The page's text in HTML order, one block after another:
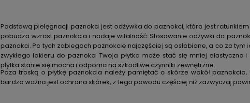
Podstawą pielęgnacji paznokci jest odżywka do paznokci, która jest
pobudza wzrost paznokcia i nadaje witalność. Stosowanie odżywki do
paznokci. Po tych zabiegach paznokcie najczęściej są osłabione, a co za
zwykłego lakieru do paznokci Twoja płytka może stać się mniej
płytka stanie się mocna i odporna na szkodliwe czynniki zewnętrzne.
Poza troską o płytkę paznokcia należy pamiętać o skórze wokół
bardzo ważna jest ochrona skórek, z tego powodu częściej niż zazwyczaj